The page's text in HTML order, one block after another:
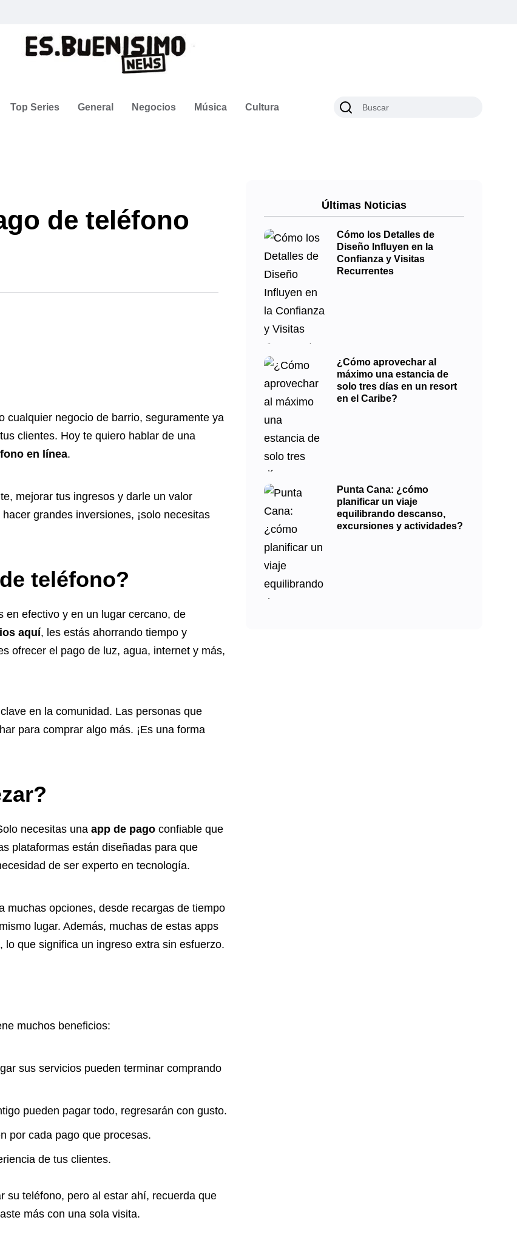
Top Series General Negocios Música Cultura
de teléfono
cualquier negocio de barrio, seguramente ya
clientes. Hoy te quiero hablar de una
en línea.
mejorar tus ingresos y darle un valor
grandes inversiones, ¡solo necesitas
teléfono?
en efectivo y en un lugar cercano, de
aquí, les estás ahorrando tiempo y
ofrecer el pago de luz, agua, internet y más,
en la comunidad. Las personas que
para comprar algo más. ¡Es una forma
necesitas una app de pago confiable que
plataformas están diseñadas para que
de ser experto en tecnología.
muchas opciones, desde recargas de tiempo
lugar. Además, muchas de estas apps
que significa un ingreso extra sin esfuerzo.
muchos beneficios:
sus servicios pueden terminar comprando
pueden pagar todo, regresarán con gusto.
por cada pago que procesas.
de tus clientes.
su teléfono, pero al estar ahí, recuerda que
más con una sola visita.
Últimas Noticias
Cómo los Detalles de
Diseño Influyen en la
Confianza y Visitas
Recurrentes
¿Cómo aprovechar al
máximo una estancia de
solo tres días en un resort
en el Caribe?
Punta Cana: ¿cómo
planificar un viaje
equilibrando descanso,
excursiones y actividades?